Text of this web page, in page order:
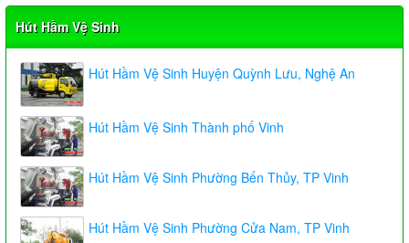
Hút Hầm Vệ Sinh
Hút Hầm Vệ Sinh Huyện Quỳnh Lưu, Nghệ An
Hút Hầm Vệ Sinh Thành phố Vinh
Hút Hầm Vệ Sinh Phường Bến Thủy, TP Vinh
Hút Hầm Vệ Sinh Phường Cửa Nam, TP Vinh